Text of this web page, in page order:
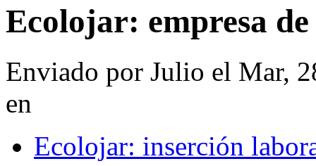
Ecolojar: empresa
Enviado por Julio el Mar,
en
Ecolojar: inserción